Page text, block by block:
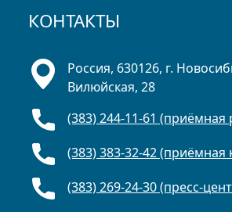
КОНТАКТЫ
Россия, 630126, г.
Вилюйская, 28
(383) 244-11-61 (приёмная
(383) 383-32-42 (приёмная
(383) 269-24-30 (пресс-